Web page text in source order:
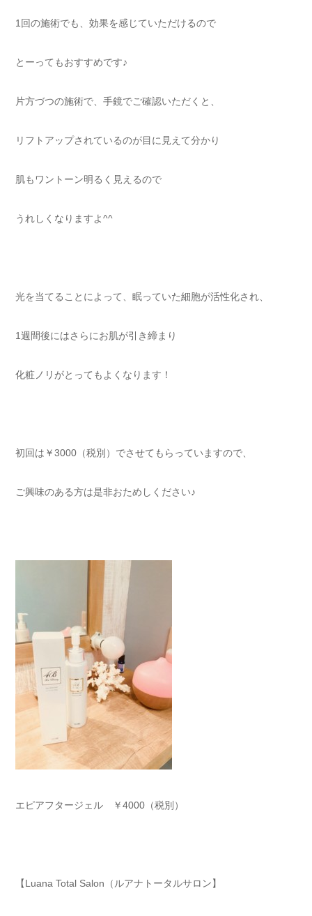
1回の施術でも、効果を感じていただけるので
とーってもおすすめです♪
片方づつの施術で、手鏡でご確認いただくと、
リフトアップされているのが目に見えて分かり
肌もワントーン明るく見えるので
うれしくなりますよ^^
光を当てることによって、眠っていた細胞が活性化され、
1週間後にはさらにお肌が引き締まり
化粧ノリがとってもよくなります！
初回は￥3000（税別）でさせてもらっていますので、
ご興味のある方は是非おためしください♪
エピアフタージェル ￥4000（税別）
【Luana Total Salon（ルアナトータルサロン】